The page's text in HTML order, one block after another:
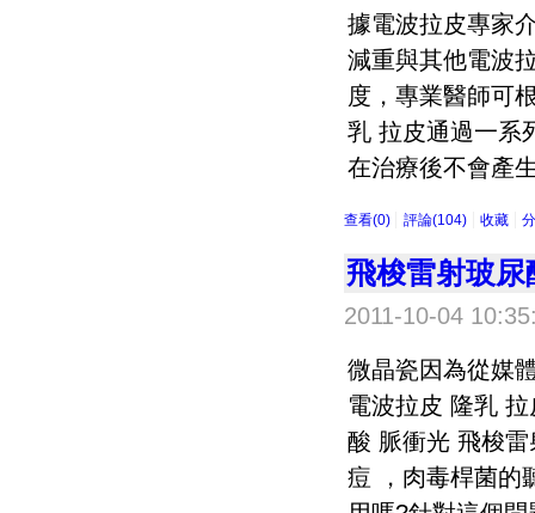
據電波拉皮專家
減重與其他電波
度，專業醫師可
乳 拉皮通過一系
在治療後不會產
查看(0) 評論(104) 收藏
飛梭雷射玻
2011-10-04
微晶瓷因為從媒
電波拉皮 隆乳
酸 脈衝光 飛梭
痘 ，肉毒桿菌的